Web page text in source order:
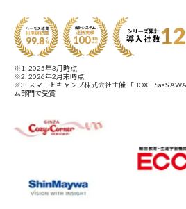
※1: 2025年3月時点
※2: 2026年2月末時点
※3: スマートキャンプ株式会社主催 「BOXIL SaaS
ム部門で受賞